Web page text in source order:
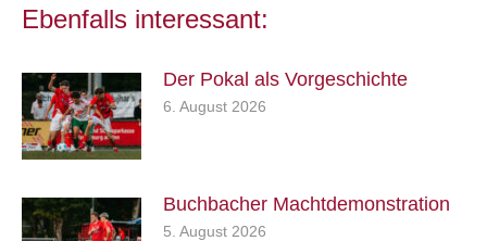
Ebenfalls interessant:
Der Pokal als Vorgeschichte
6. August 2026
Buchbacher Machtdemonstration
5. August 2026